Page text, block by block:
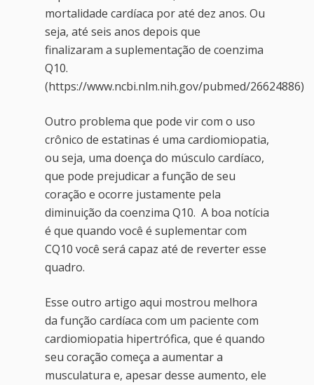
mortalidade cardíaca por até dez anos. Ou
seja, até seis anos depois que
finalizaram a suplementação de coenzima
Q10.
(https://www.ncbi.nlm.nih.gov/pubmed/26624886)
Outro problema que pode vir com o uso
crônico de estatinas é uma cardiomiopatia,
ou seja, uma doença do músculo cardíaco,
que pode prejudicar a função de seu
coração e ocorre justamente pela
diminuição da coenzima Q10. A boa notícia
é que quando você é suplementar com
CQ10 você será capaz até de reverter esse
quadro.
Esse outro artigo aqui mostrou melhora
da função cardíaca com um paciente com
cardiomiopatia hipertrófica, que é quando
seu coração começa a aumentar a
musculatura e, apesar desse aumento, ele